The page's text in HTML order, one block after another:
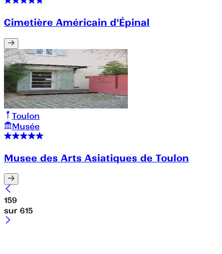
Cimetière Américain d'Épinal
Toulon
Musée
Musee des Arts Asiatiques de Toulon
159
sur 615